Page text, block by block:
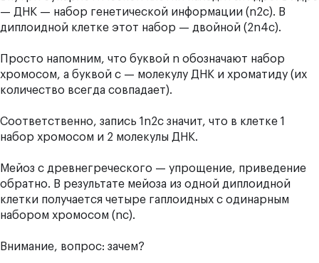
— ДНК — набор генетической информации (n2с). В
диплоидной клетке этот набор — двойной (2n4с).
Просто напомним, что буквой n обозначают набор
хромосом, а буквой с — молекулу ДНК и хроматиду (их
количество всегда совпадает).
Соответственно, запись 1n2c значит, что в клетке 1
набор хромосом и 2 молекулы ДНК.
Мейоз с древнегреческого — упрощение, приведение
обратно. В результате мейоза из одной диплоидной
клетки получается четыре гаплоидных с одинарным
набором хромосом (nc).
Внимание, вопрос: зачем?